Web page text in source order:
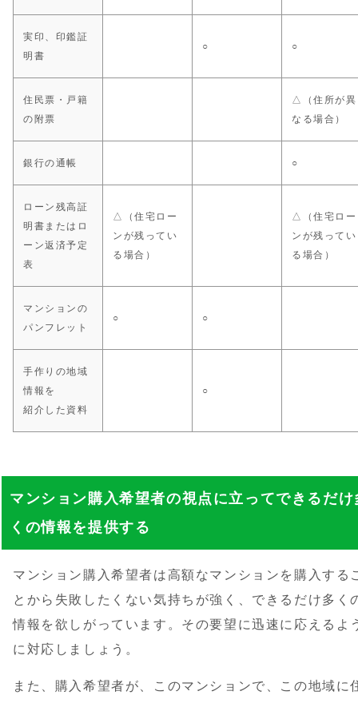
実印、印鑑証
明書
○ ○
住民票・戸籍
の附票
△（住所が異
なる場合）
銀行の通帳 ○
ローン残高証
明書またはロ
ーン返済予定
表
△（住宅ロー
ンが残ってい
る場合）
△（住宅ロー
ンが残ってい
る場合）
マンションの
パンフレット
○ ○
手作りの地域
情報を
紹介した資料
○
マンション購入希望者の視点に立ってできるだけ
くの情報を提供する
マンション購入希望者は高額なマンションを購入する
とから失敗したくない気持ちが強く、できるだけ多く
情報を欲しがっています。その要望に迅速に応えるよ
に対応しましょう。
また、購入希望者が、このマンションで、この地域に